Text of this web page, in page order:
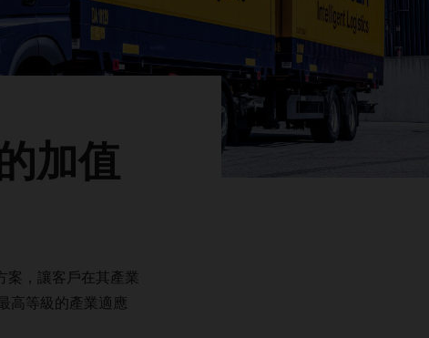
加值
案，讓客戶在其產業
高等級的產業適應